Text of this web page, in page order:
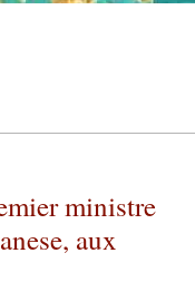
ministre
aux